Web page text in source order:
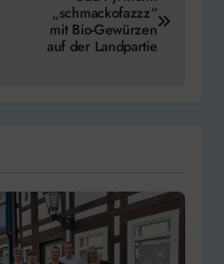
„schmackofazzz“
mit Bio-Gewürzen
auf der Landpartie